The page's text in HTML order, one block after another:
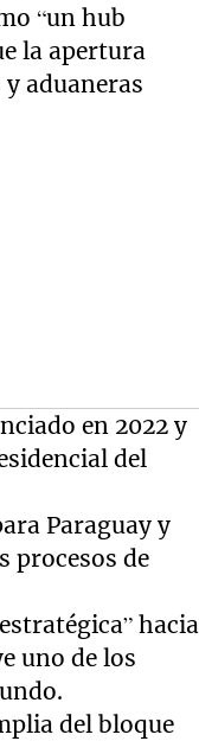
“un hub
la apertura
aduaneras
en 2022 y
del
Paraguay y
procesos de
hacia
uno de los
del bloque